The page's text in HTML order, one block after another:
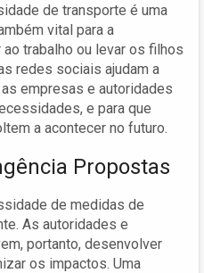
de transporte é uma
vital para a
trabalho ou levar os filhos
redes sociais ajudam a
empresas e autoridades
e para que
a acontecer no futuro.
Propostas
de medidas de
As autoridades e
portanto, desenvolver
os impactos. Uma